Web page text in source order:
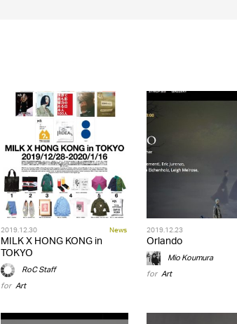
2019.12.30 News
MILK X HONG KONG in
TOKYO
RoC Staff
for Art
2019.12.23
Orlando
Mio Koumura
for Art